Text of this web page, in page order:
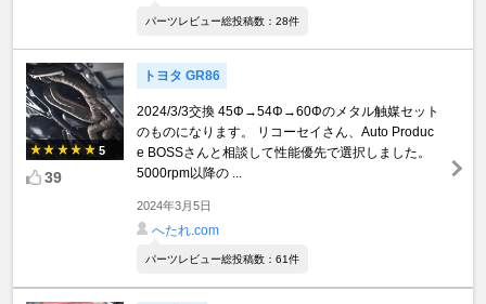
パーツレビュー総投稿数：28件
5
39
トヨタ GR86
2024/3/3交換 45Φ→54Φ→60Φのメタル触媒セット
のものになります。 リコーセイさん、Auto Produc
e BOSSさんと相談して性能優先で選択しました。
5000rpm以降の ...
2024年3月5日
へたれ.com
パーツレビュー総投稿数：61件